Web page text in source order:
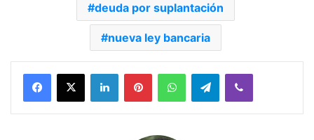
deuda por suplantación
nueva ley bancaria
Facebook
X LinkedInPinterestWhatsAppTelegramViber